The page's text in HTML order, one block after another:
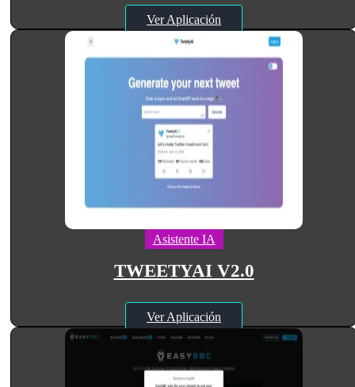
Ver Aplicación
Asistente IA
TWEETYAI V2.0
Ver Aplicación